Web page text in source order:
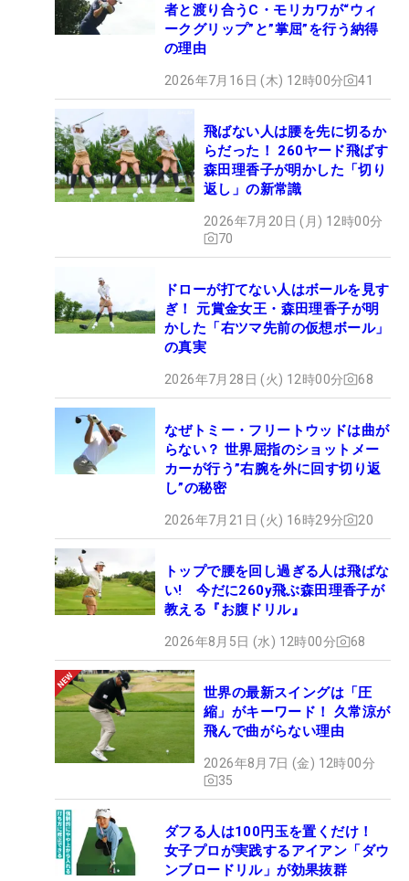
者と渡り合うC・モリカワが“ウィ
ークグリップ”と”掌屈”を行う納得
の理由
2026年7月16日 (木) 12時00分 41
飛ばない人は腰を先に切るか
らだった！ 260ヤード飛ばす
森田理香子が明かした「切り
返し」の新常識
2026年7月20日 (月) 12時00分
70
ドローが打てない人はボールを見す
ぎ！ 元賞金女王・森田理香子が明
かした「右ツマ先前の仮想ボール」
の真実
2026年7月28日 (火) 12時00分 68
なぜトミー・フリートウッドは曲が
らない？ 世界屈指のショットメー
カーが行う”右腕を外に回す切り返
し”の秘密
2026年7月21日 (火) 16時29分 20
トップで腰を回し過ぎる人は飛ばな
い! 今だに260y飛ぶ森田理香子が
教える『お腹ドリル』
2026年8月5日 (水) 12時00分 68
世界の最新スイングは「圧
縮」がキーワード！ 久常涼が
飛んで曲がらない理由
2026年8月7日 (金) 12時00分
35
ダフる人は100円玉を置くだけ！
女子プロが実践するアイアン「ダウ
ンブロードリル」が効果抜群